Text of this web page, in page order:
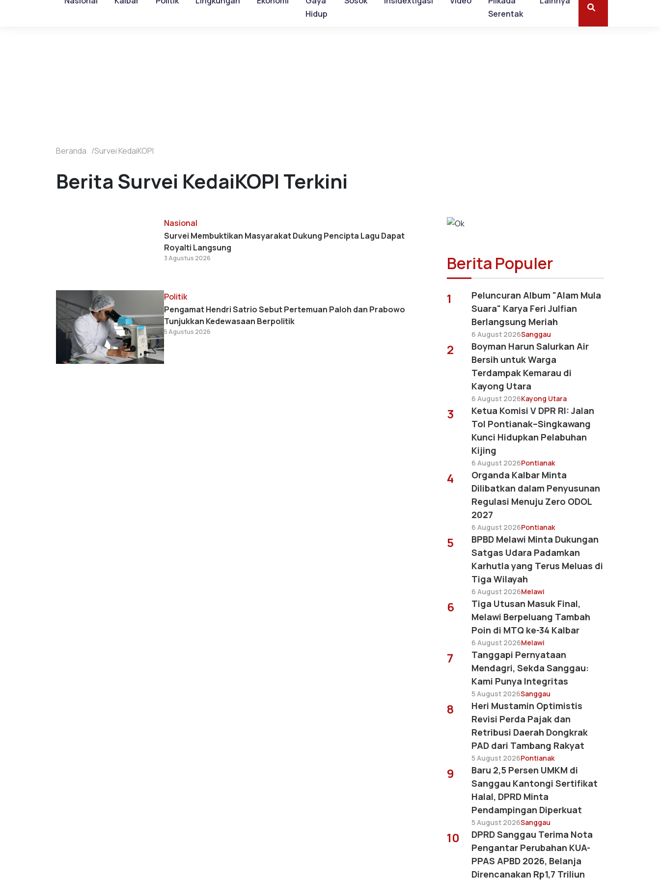
Hidup
Serentak
Beranda Survei KedaiKOPI
Berita Survei KedaiKOPI Terkini
Nasional
Survei Membuktikan Masyarakat Dukung Pencipta Lagu Dapat
Royalti Langsung
3 Agustus 2026
Politik
Pengamat Hendri Satrio Sebut Pertemuan Paloh dan Prabowo
Tunjukkan Kedewasaan Berpolitik
5 Agustus 2026
Berita Populer
1
Peluncuran Album "Alam Mula
Suara" Karya Feri Julfian
Berlangsung Meriah
6 August 2026Sanggau
2
Boyman Harun Salurkan Air
Bersih untuk Warga
Terdampak Kemarau di
Kayong Utara
6 August 2026Kayong Utara
3
Ketua Komisi V DPR RI: Jalan
Tol Pontianak–Singkawang
Kunci Hidupkan Pelabuhan
Kijing
6 August 2026Pontianak
4
Organda Kalbar Minta
Dilibatkan dalam Penyusunan
Regulasi Menuju Zero ODOL
2027
6 August 2026Pontianak
5
BPBD Melawi Minta Dukungan
Satgas Udara Padamkan
Karhutla yang Terus Meluas di
Tiga Wilayah
6 August 2026Melawi
6
Tiga Utusan Masuk Final,
Melawi Berpeluang Tambah
Poin di MTQ ke-34 Kalbar
6 August 2026Melawi
7
Tanggapi Pernyataan
Mendagri, Sekda Sanggau:
Kami Punya Integritas
5 August 2026Sanggau
8
Heri Mustamin Optimistis
Revisi Perda Pajak dan
Retribusi Daerah Dongkrak
PAD dari Tambang Rakyat
5 August 2026Pontianak
9
Baru 2,5 Persen UMKM di
Sanggau Kantongi Sertifikat
Halal, DPRD Minta
Pendampingan Diperkuat
5 August 2026Sanggau
10
DPRD Sanggau Terima Nota
Pengantar Perubahan KUA-
PPAS APBD 2026, Belanja
Direncanakan Rp1,7 Triliun